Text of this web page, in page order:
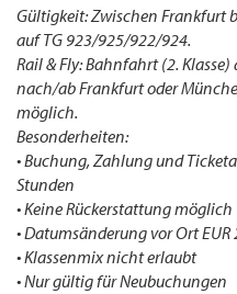
Gültigkeit: Zwischen Frankfurt
auf TG 923/925/922/924.
Rail & Fly: Bahnfahrt (2.
nach/ab Frankfurt oder
möglich.
Besonderheiten:
• Buchung, Zahlung und
Stunden
• Keine Rückerstattung möglich
• Datumsänderung vor Ort EUR
• Klassenmix nicht erlaubt
• Nur gültig für Neubuchungen